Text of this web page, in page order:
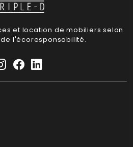
et location de mobiliers selon
l'écoresponsabilité.